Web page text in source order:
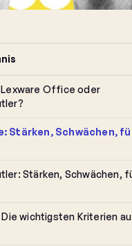
Office oder
Stärken, Schwächen,
Stärken, Schwächen,
wichtigsten Kriterien